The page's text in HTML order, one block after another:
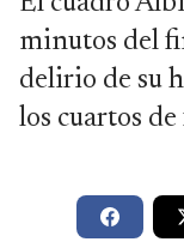
minutos del
delirio de su
los cuartos